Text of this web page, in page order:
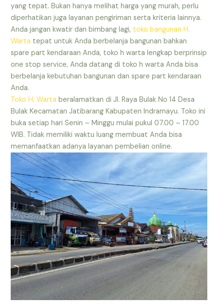
yang tepat. Bukan hanya melihat harga yang murah, perlu
diperhatikan juga layanan pengiriman serta kriteria lainnya.
Anda jangan kwatir dan bimbang lagi, toko bangunan H.
Warta tepat untuk Anda berbelanja bangunan bahkan
spare part kendaraan Anda, toko h warta lengkap berprinsip
one stop service, Anda datang di toko h warta Anda bisa
berbelanja kebutuhan bangunan dan spare part kendaraan
Anda.
Toko H. Warta beralamatkan di Jl. Raya Bulak No 14 Desa
Bulak Kecamatan Jatibarang Kabupaten Indramayu. Toko ini
buka setiap hari Senin – Minggu mulai pukul 07.00 – 17.00
WIB. Tidak memiliki waktu luang membuat Anda bisa
memanfaatkan adanya layanan pembelian online.